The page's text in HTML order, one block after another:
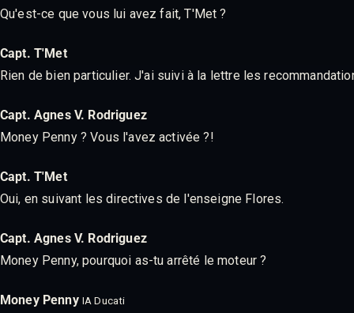
Qu'est-ce que vous lui avez fait, T'Met ?
Capt. T'Met
Rien de bien particulier. J'ai suivi à la lettre les
Capt. Agnes V. Rodriguez
Money Penny ? Vous l'avez activée ?!
Capt. T'Met
Oui, en suivant les directives de l'enseigne Flores.
Capt. Agnes V. Rodriguez
Money Penny, pourquoi as-tu arrêté le moteur ?
Money Penny IA Ducati